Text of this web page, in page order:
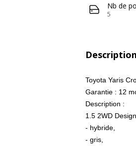
Nb de
5
Toyota Yaris
Garantie : 12
Description :
1.5 2WD
- hybride,
- gris,